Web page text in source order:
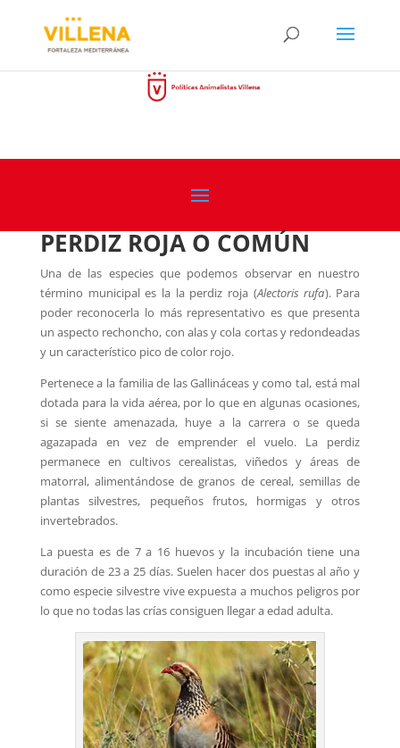
PERDIZ ROJA O COMÚN
Una de las especies que podemos observar en nuestro
término municipal es la la perdiz roja (Alectoris rufa). Para
poder reconocerla lo más representativo es que presenta
un aspecto rechoncho, con alas y cola cortas y redondeadas
y un característico pico de color rojo.
Pertenece a la familia de las Gallináceas y como tal, está mal
dotada para la vida aérea, por lo que en algunas ocasiones,
si se siente amenazada, huye a la carrera o se queda
agazapada en vez de emprender el vuelo. La perdiz
permanece en cultivos cerealistas, viñedos y áreas de
matorral, alimentándose de granos de cereal, semillas de
plantas silvestres, pequeños frutos, hormigas y otros
invertebrados.
La puesta es de 7 a 16 huevos y la incubación tiene una
duración de 23 a 25 días. Suelen hacer dos puestas al año y
como especie silvestre vive expuesta a muchos peligros por
lo que no todas las crías consiguen llegar a edad adulta.